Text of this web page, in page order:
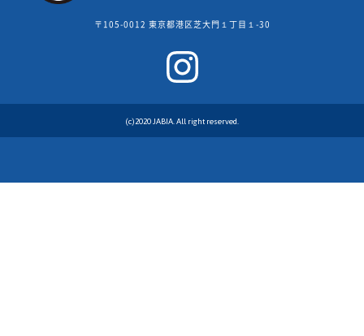
〒105-0012 東京都港区芝大門１丁目１-30
(c)2020 JABIA. All right reserved.